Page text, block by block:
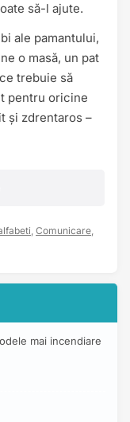
să-l ajute.
ale pamantului,
o masă, un pat
trebuie să
pentru oricine
și zdrentaros –
, Comunicare,
mai incendiare